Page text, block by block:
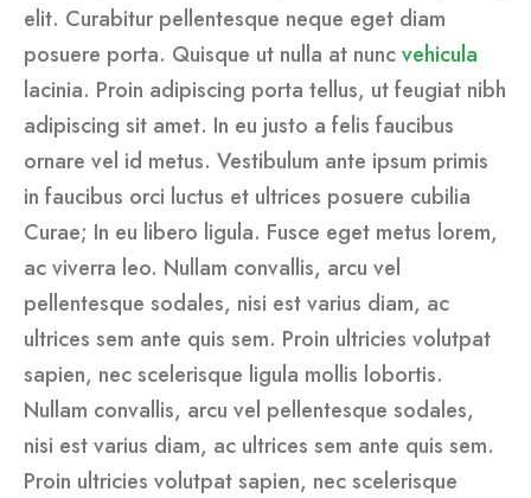
elit. Curabitur pellentesque neque eget diam
posuere porta. Quisque ut nulla at nuncvehicula
lacinia. Proin adipiscing porta tellus, ut feugiat nibh
adipiscing sit amet. In eu justo a felis faucibus
ornare vel id metus. Vestibulum ante ipsum primis
in faucibus orci luctus et ultrices posuere cubilia
Curae; In eu libero ligula. Fusce eget metus lorem,
ac viverra leo. Nullam convallis, arcu vel
pellentesque sodales, nisi est varius diam, ac
ultrices sem ante quis sem. Proin ultricies volutpat
sapien, nec scelerisque ligula mollis lobortis.
Nullam convallis, arcu vel pellentesque sodales,
nisi est varius diam, ac ultrices sem ante quis sem.
Proin ultricies volutpat sapien, nec scelerisque